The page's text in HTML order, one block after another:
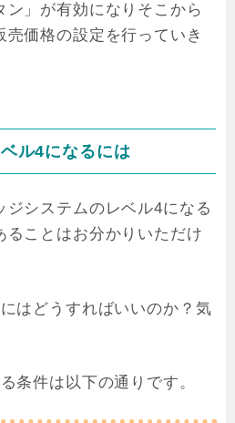
ン」が有効になりそこから
売価格の設定を行っていき
ル4になるには
ジシステムのレベル4になる
ることはお分かりいただけ
はどうすればいいのか？気
条件は以下の通りです。